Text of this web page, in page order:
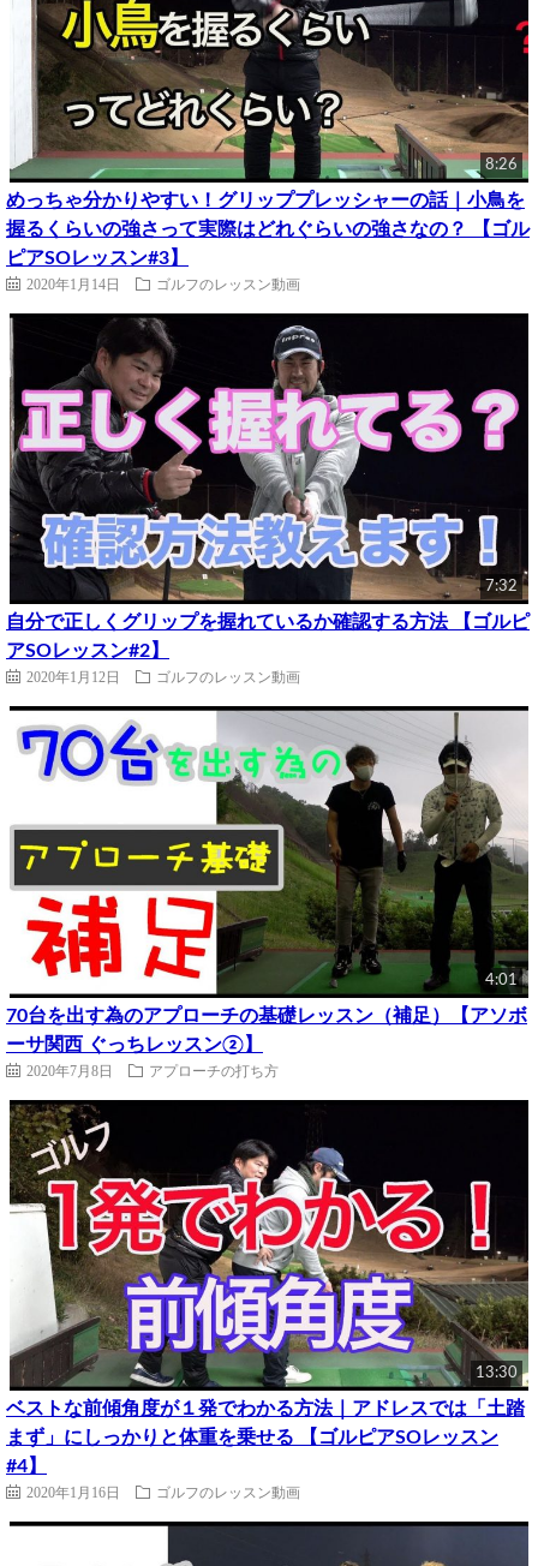
8:26
めっちゃ分かりやすい！グリッププレッシャーの話｜小鳥を
握るくらいの強さって実際はどれぐらいの強さなの？ 【ゴル
ピアSOレッスン#3】
2020年1月14日 ゴルフのレッスン動画
7:32
自分で正しくグリップを握れているか確認する方法 【ゴルピ
アSOレッスン#2】
2020年1月12日 ゴルフのレッスン動画
4:01
70台を出す為のアプローチの基礎レッスン（補足）【アソボ
ーサ関西 ぐっちレッスン②】
2020年7月8日 アプローチの打ち方
13:30
ベストな前傾角度が１発でわかる方法｜アドレスでは「土踏
まず」にしっかりと体重を乗せる 【ゴルピアSOレッスン
#4】
2020年1月16日 ゴルフのレッスン動画